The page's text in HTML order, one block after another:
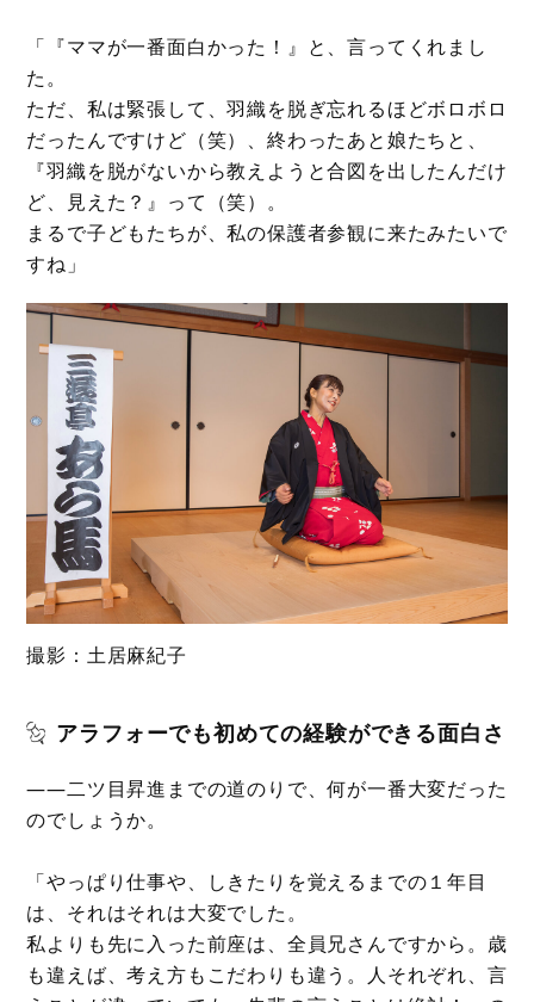
「『ママが一番面白かった！』と、言ってくれまし
た。
ただ、私は緊張して、羽織を脱ぎ忘れるほどボロボロ
だったんですけど（笑）、終わったあと娘たちと、
『羽織を脱がないから教えようと合図を出したんだけ
ど、見えた？』って（笑）。
まるで子どもたちが、私の保護者参観に来たみたいで
すね」
撮影：土居麻紀子
アラフォーでも初めての経験ができる面白さ
――二ツ目昇進までの道のりで、何が一番大変だった
のでしょうか。
「やっぱり仕事や、しきたりを覚えるまでの１年目
は、それはそれは大変でした。
私よりも先に入った前座は、全員兄さんですから。歳
も違えば、考え方もこだわりも違う。人それぞれ、言